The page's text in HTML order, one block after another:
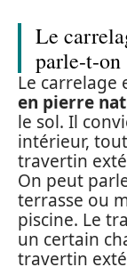
Le
parle-t-on
Le carrelage
en pierre
le sol. Il
intérieur,
travertin
On peut
terrasse ou
piscine. Le
un certain
travertin